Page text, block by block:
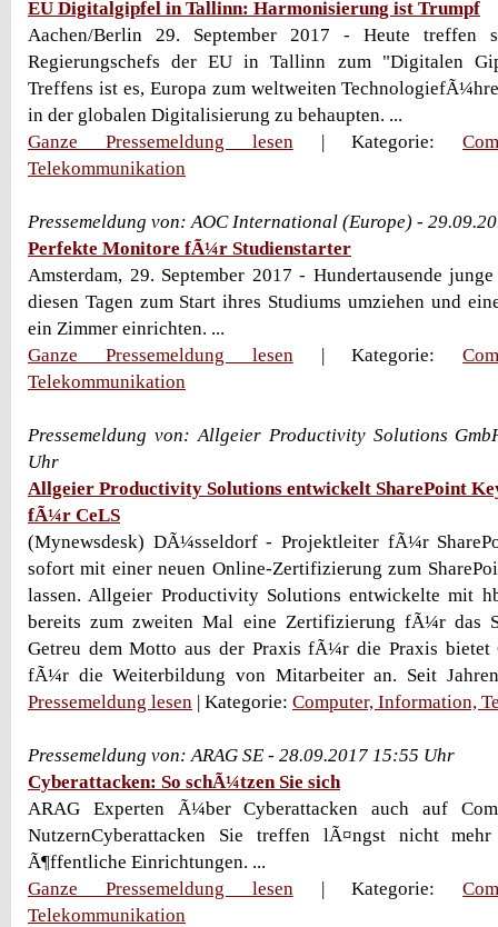
EU Digitalgipfel in Tallinn: Harmonisierung ist Trumpf
Aachen/Berlin 29. September 2017 - Heute treffen
Regierungschefs der EU in Tallinn zum "Digitalen
Treffens ist es, Europa zum weltweiten
in der globalen Digitalisierung zu behaupten. ...
Ganze Pressemeldung lesen| Kategorie:
Telekommunikation
Pressemeldung von: AOC International (Europe) -
Perfekte Monitore fÃ¼r Studienstarter
Amsterdam, 29. September 2017 - Hundertausende
diesen Tagen zum Start ihres Studiums umziehen und
ein Zimmer einrichten. ...
Ganze Pressemeldung lesen| Kategorie:
Telekommunikation
Pressemeldung von: Allgeier Productivity Solutions
Uhr
Allgeier Productivity Solutions entwickelt SharePoint
fÃ¼r CeLS
(Mynewsdesk) DÃ¼sseldorf - Projektleiter fÃ¼r
sofort mit einer neuen Online-Zertifizierung zum
lassen. Allgeier Productivity Solutions entwickelte mit
bereits zum zweiten Mal eine Zertifizierung fÃ¼r das
Getreu dem Motto aus der Praxis fÃ¼r die Praxis bietet
fÃ¼r die Weiterbildung von Mitarbeiter an. Seit
Pressemeldung lesen | Kategorie: Computer, Information,
Pressemeldung von: ARAG SE - 28.09.2017 15:55 Uhr
Cyberattacken: So schÃ¼tzen Sie sich
ARAG Experten Ã¼ber Cyberattacken auch auf
NutzernCyberattacken Sie treffen lÃ¤ngst nicht
Ã¶ffentliche Einrichtungen. ...
Ganze Pressemeldung lesen| Kategorie:
Telekommunikation